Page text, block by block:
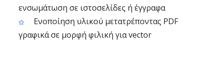
ενσωμάτωση σε ιστοσελίδες ή έγγραφα
Ενοποίηση υλικού μετατρέποντας PDF
γραφικά σε μορφή φιλική για vector